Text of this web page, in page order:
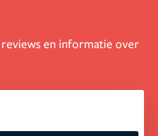
en informatie over